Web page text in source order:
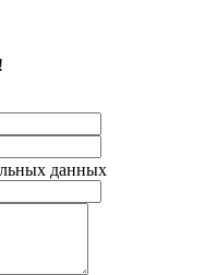
данных